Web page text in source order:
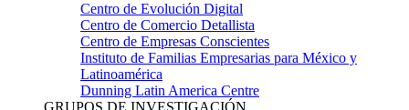
Centro de Evolución Digital
Centro de Comercio Detallista
Centro de Empresas Conscientes
Instituto de Familias Empresarias para México y
Latinoamérica
Dunning Latin America Centre
GRUPOS DE INVESTIGACIÓN